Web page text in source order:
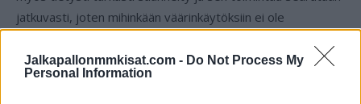
Jalkapallonmmkisat.com - Do Not Process My
Personal Information
jatkuvasti, joten mihinkään väärinkäytöksiin ei ole
epäonnistumisesta.